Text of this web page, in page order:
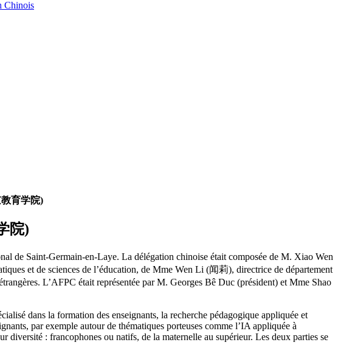
Chinois
教育学院)
院)
de Saint-Germain-en-Laye. La délégation chinoise était composée de M. Xiao Wen
et de sciences de l’éducation, de Mme Wen Li (闻莉), directrice de département
L’AFPC était représentée par M. Georges Bê Duc (président) et Mme Shao
dans la formation des enseignants, la recherche pédagogique appliquée et
par exemple autour de thématiques porteuses comme l’IA appliquée à
diversité : francophones ou natifs, de la maternelle au supérieur. Les deux parties se